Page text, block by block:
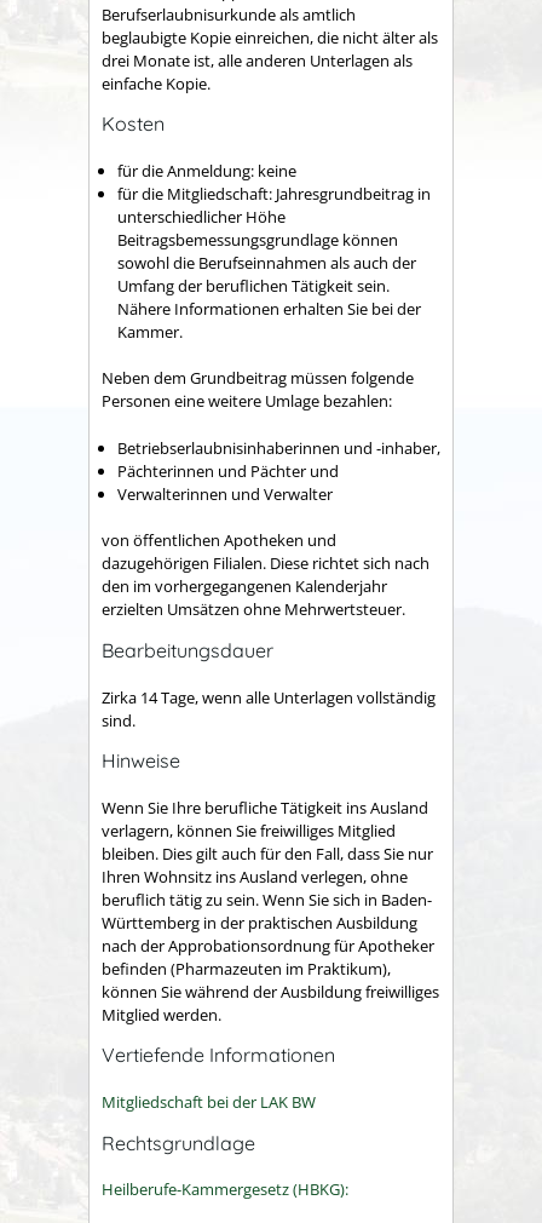
Berufserlaubnisurkunde als amtlich
beglaubigte Kopie einreichen, die nicht älter als
drei Monate ist, alle anderen Unterlagen als
einfache Kopie.
Kosten
für die Anmeldung: keine
für die Mitgliedschaft: Jahresgrundbeitrag in
unterschiedlicher Höhe
Beitragsbemessungsgrundlage können
sowohl die Berufseinnahmen als auch der
Umfang der beruflichen Tätigkeit sein.
Nähere Informationen erhalten Sie bei der
Kammer.
Neben dem Grundbeitrag müssen folgende
Personen eine weitere Umlage bezahlen:
Betriebserlaubnisinhaberinnen und -inhaber,
Pächterinnen und Pächter und
Verwalterinnen und Verwalter
von öffentlichen Apotheken und
dazugehörigen Filialen. Diese richtet sich nach
den im vorhergegangenen Kalenderjahr
erzielten Umsätzen ohne Mehrwertsteuer.
Bearbeitungsdauer
Zirka 14 Tage, wenn alle Unterlagen vollständig
sind.
Hinweise
Wenn Sie Ihre berufliche Tätigkeit ins Ausland
verlagern, können Sie freiwilliges Mitglied
bleiben. Diesgilt auch für den Fall, dass Sie nur
Ihren Wohnsitz ins Ausland verlegen, ohne
beruflich tätig zu sein. Wenn Sie sich in Baden-
Württemberg in der praktischen Ausbildung
nach der Approbationsordnung für Apotheker
befinden (Pharmazeuten im Praktikum),
können Sie während der Ausbildung freiwilliges
Mitglied werden.
Vertiefende Informationen
Mitgliedschaft bei der LAK BW
Rechtsgrundlage
Heilberufe-Kammergesetz (HBKG):